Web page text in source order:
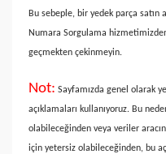
Bu sebeple, bir yedek parça
Numara Sorgulama
geçmekten çekinmeyin.
Not: Sayfamızda genel olarak
açıklamaları kullanıyoruz. Bu
olabileceğinden veya veriler
için yetersiz olabileceğinden, bu